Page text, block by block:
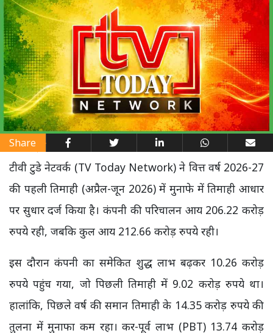
Share
टीवी टुडे नेटवर्क (TV Today Network) ने वित्त वर्ष 2026-27
की पहली तिमाही (अप्रैल-जून 2026) में मुनाफे में तिमाही आधार
पर सुधार दर्ज किया है। कंपनी की परिचालन आय 206.22 करोड़
रुपये रही, जबकि कुल आय 212.66 करोड़ रुपये रही।
इस दौरान कंपनी का समेकित शुद्ध लाभ बढ़कर 10.26 करोड़
रुपये पहुंच गया, जो पिछली तिमाही में 9.02 करोड़ रुपये था।
हालांकि, पिछले वर्ष की समान तिमाही के 14.35 करोड़ रुपये की
तुलना में मुनाफा कम रहा। कर-पूर्व लाभ (PBT) 13.74 करोड़